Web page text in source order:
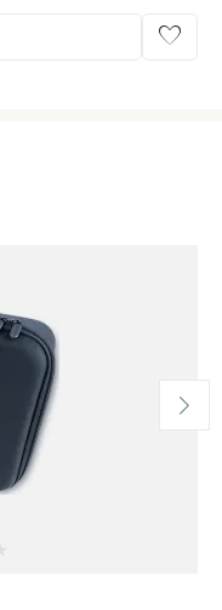
favorite